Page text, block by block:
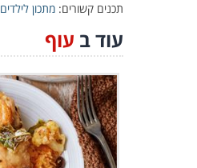
תכנים קשורים: מתכון לילדים
עוד ב עוף